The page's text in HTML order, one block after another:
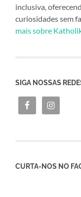
inclusiva,
curiosidades sem
mais sobre
SIGA NOSSAS
CURTA-NOS NO